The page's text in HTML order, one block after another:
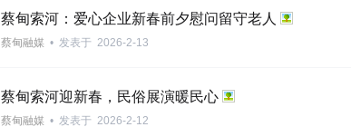
蔡甸索河：爱心企业新春前夕慰问留守老人
蔡甸融媒 • 发表于 2026-2-13
蔡甸索河迎新春，民俗展演暖民心
蔡甸融媒 • 发表于 2026-2-12